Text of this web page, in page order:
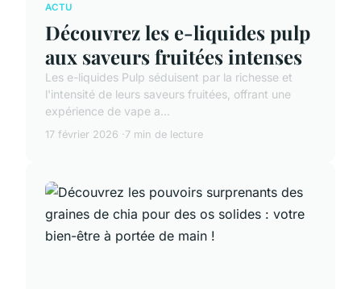
ACTU
Découvrez les e-liquides pulp
aux saveurs fruitées intenses
Les e-liquides Pulp séduisent par la richesse et
l'intensité de leurs saveurs fruitées, offrant une
expérience de vape a...
17 février 2026 7 min de lecture